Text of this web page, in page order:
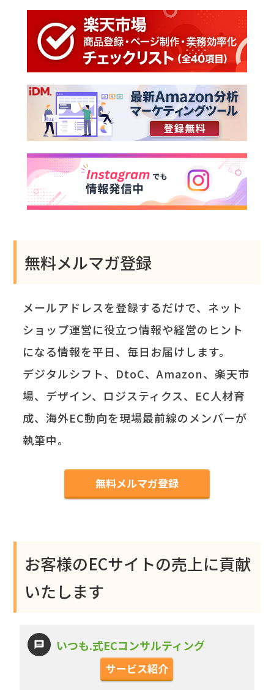
無料メルマガ登録
メールアドレスを登録するだけで、ネット
ショップ運営に役立つ情報や経営のヒント
になる情報を平日、毎日お届けします。
デジタルシフト、DtoC、Amazon、楽天市
場、デザイン、ロジスティクス、EC人材育
成、海外EC動向を現場最前線のメンバーが
執筆中。
無料メルマガ登録
お客様のECサイトの売上に貢献
いたします
いつも.式ECコンサルティング
サービス紹介